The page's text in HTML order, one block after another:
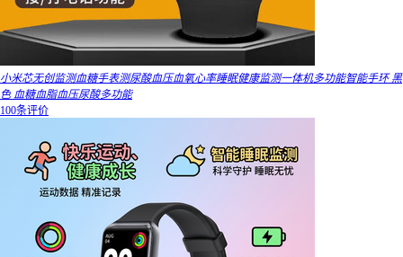
小米芯无创监测血糖手表测尿酸血压血氧心率睡眠健康监测一体机多功能智能手环 黑
色 血糖血脂血压尿酸多功能
100条评价